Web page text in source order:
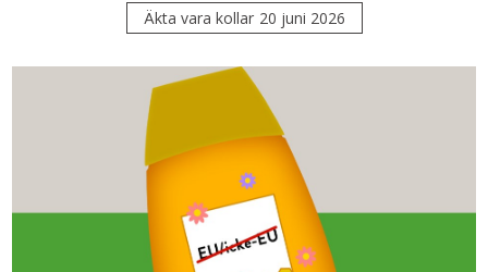
Äkta vara kollar 20 juni 2026